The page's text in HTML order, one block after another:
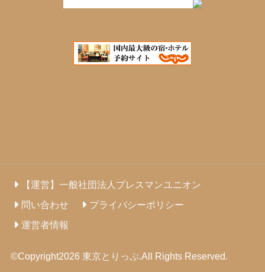
【運営】一般社団法人プレスマンユニオン
問い合わせ
プライバシーポリシー
運営者情報
©Copyright2026 東京とりっぷ.All Rights Reserved.